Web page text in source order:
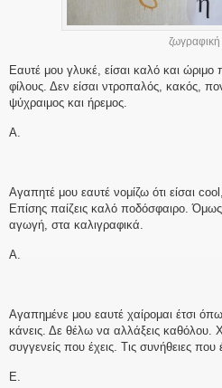
Εαυτέ μου γλυκέ, είσαι καλό και ώριμο
φίλους. Δεν είσαι ντροπαλός, κακός,
ψύχραιμος και ήρεμος.
Α.
Αγαπητέ μου εαυτέ νομίζω ότι είσαι
Επίσης παίζεις καλό ποδόσφαιρο.
αγωγή, στα καλιγραφικά.
Α.
Αγαπημένε μου εαυτέ χαίρομαι έτσι
κάνεις. Δε θέλω να αλλάξεις καθόλου.
συγγενείς που έχεις. Τις συνήθειες που
Ε.